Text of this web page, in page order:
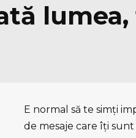
E normal să te simţi
de mesaje care îţi